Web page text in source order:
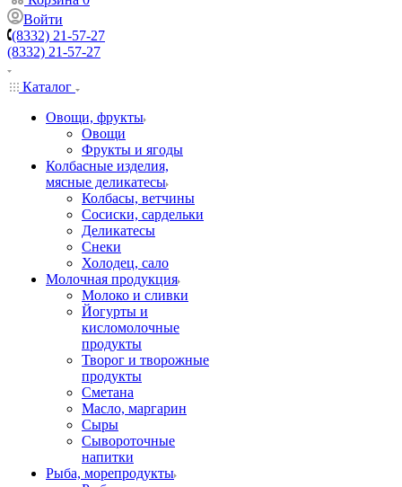
Войти
(8332) 21-57-27
(8332) 21-57-27
Каталог
Овощи, фрукты
Овощи
Фрукты и ягоды
Колбасные изделия,
мясные деликатесы
Колбасы, ветчины
Сосиски, сардельки
Деликатесы
Снеки
Холодец, сало
Молочная продукция
Молоко и сливки
Йогурты и
кисломолочные
продукты
Творог и творожные
продукты
Сметана
Масло, маргарин
Сыры
Сывороточные
напитки
Рыба, морепродукты